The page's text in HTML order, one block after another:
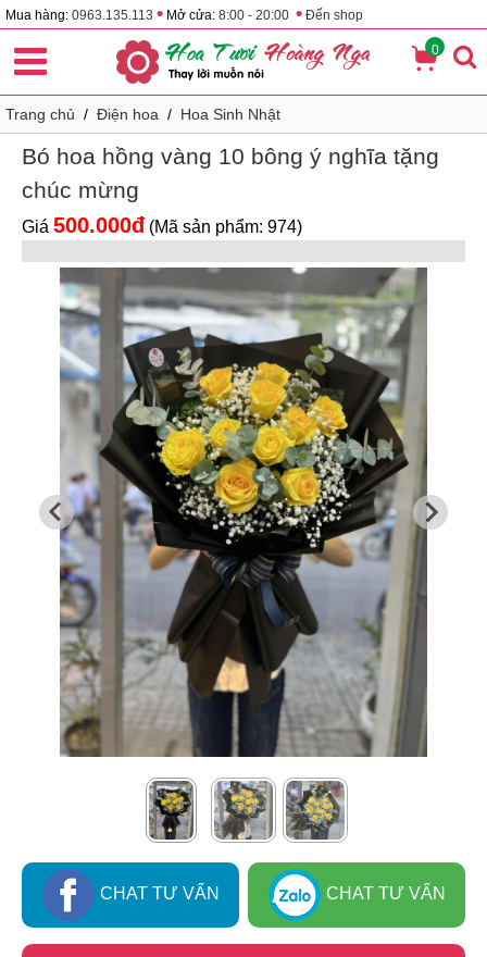
Mua hàng: 0963.135.113 • Mở cửa: 8:00 - 20:00 • Đến shop
0
Trang chủ / Điện hoa / Hoa Sinh Nhật
Bó hoa hồng vàng 10 bông ý nghĩa tặng
chúc mừng
Giá 500.000đ (Mã sản phẩm: 974)
CHAT TƯ VẤN CHAT TƯ VẤN